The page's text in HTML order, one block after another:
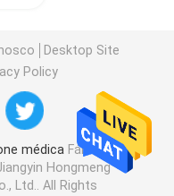
Desktop Site
Policy
médica Fábrica
Hongmeng
Ltd.. All Rights